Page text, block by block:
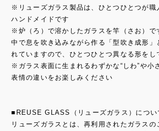
※リューズガラス製品は、ひとつひとつが職
ハンドメイドです
※炉（ろ）で溶かしたガラスを竿（さお）で
中で息を吹き込みながら作る「型吹き成形」
れていますので、ひとつひとつ異なる形をし
※ガラス表面に生まれるわずかな“しわ”や小
表情の違いをお楽しみください
■REUSE GLASS（リューズガラス）につい
リューズガラスとは、再利用されたガラスの